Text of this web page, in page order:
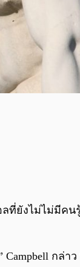
ที่ยังไม่ไม่มีค
กล่